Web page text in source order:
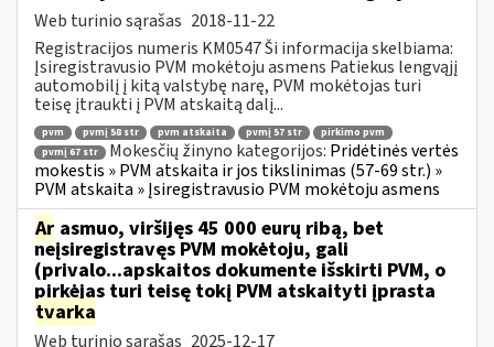
Web turinio sąrašas 2018-11-22
Registracijos numeris KM0547 Ši informacija skelbiama:
Įsiregistravusio PVM mokėtoju asmens Patiekus lengvąjį
automobilį į kitą valstybę narę, PVM mokėtojas turi
teisę įtraukti į PVM atskaitą dalį...
pvm pvmį 58 str pvm atskaita pvmį 57 str
pirkimo pvm
pvmį 67 str
Mokesčių žinyno kategorijos: Pridėtinės vertės
mokestis » PVM atskaita ir jos tikslinimas (57-69 str.) »
PVM atskaita » Įsiregistravusio PVM mokėtoju asmens
Ar asmuo, viršijęs 45 000 eurų ribą, bet
neįsiregistravęs PVM mokėtoju, gali
(privalo...apskaitos dokumente išskirti PVM, o
pirkėjas turi teisę tokį PVM atskaityti įprasta
tvarka
Web turinio sąrašas 2025-12-17